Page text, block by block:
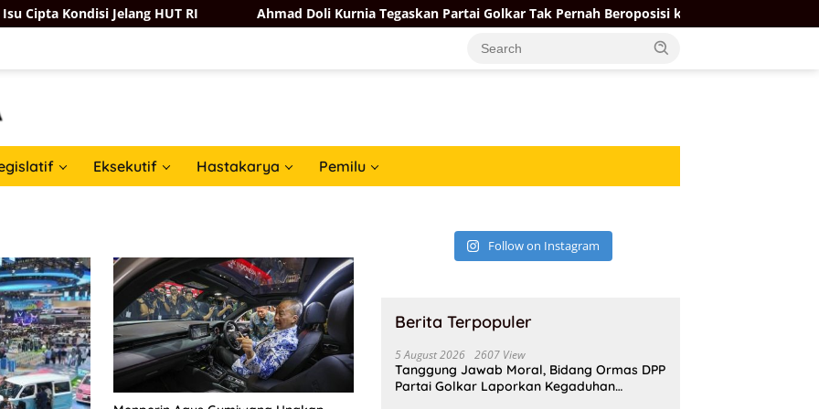
Jelang HUT RI Ahmad Doli Kurnia Tegaskan Partai Golkar Tak Pernah Beroposisi karena Berorientasi pada
Eksekutif Hastakarya Pemilu
Follow on Instagram
Berita Terpopuler
5 August 2026 2607 View
Tanggung Jawab Moral, Bidang Ormas DPP
Partai Golkar Laporkan Kegaduhan